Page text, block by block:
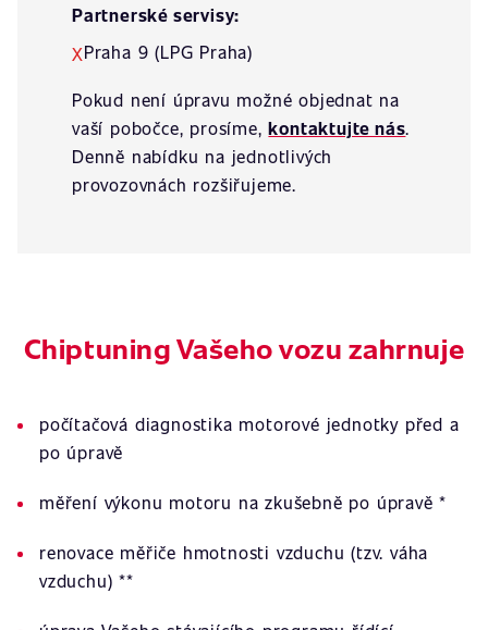
Partnerské servisy:
XPraha 9 (LPG Praha)
Pokud není úpravu možné objednat na
vaší pobočce, prosíme,kontaktujte nás.
Denně nabídku na jednotlivých
provozovnách rozšiřujeme.
Chiptuning Vašeho vozu zahrnuje
počítačová diagnostika motorové jednotky před a
po úpravě
měření výkonu motoru na zkušebně po úpravě *
renovace měřiče hmotnosti vzduchu (tzv. váha
vzduchu) **